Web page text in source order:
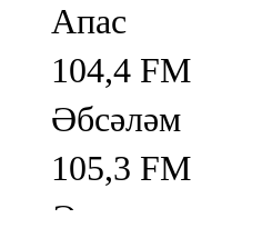
Апас
104,4 FM
Әбсәләм
105,3 FM
Әлмәт